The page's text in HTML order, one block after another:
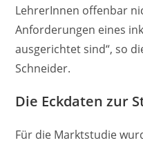
LehrerInnen offenbar
Anforderungen eines
ausgerichtet sind“, so
Schneider.
Die Eckdaten zur
Für die Marktstudie